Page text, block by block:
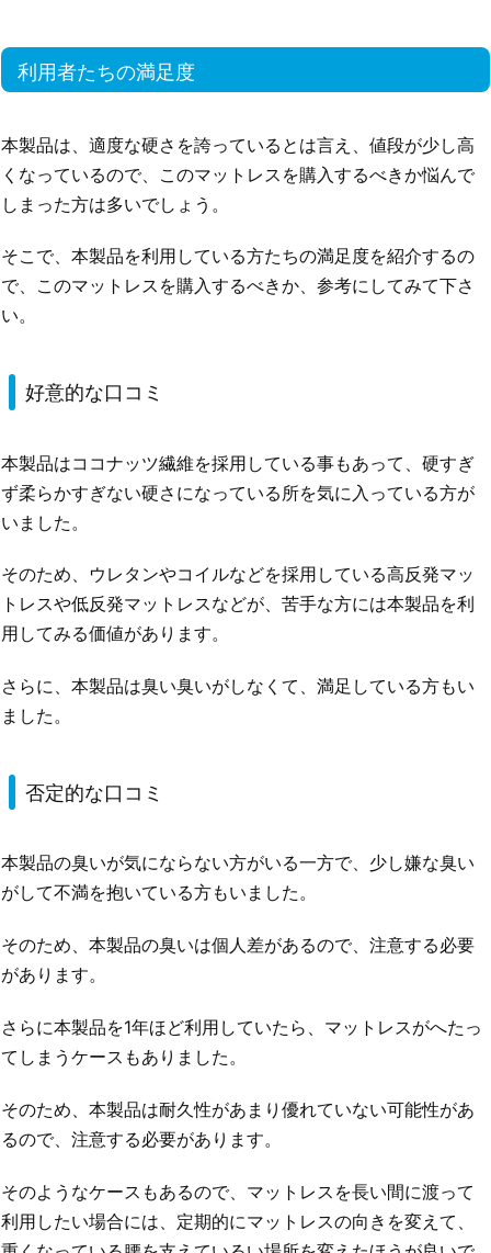
利用者たちの満足度
本製品は、適度な硬さを誇っているとは言え、値段が少し高
くなっているので、このマットレスを購入するべきか悩んで
しまった方は多いでしょう。
そこで、本製品を利用している方たちの満足度を紹介するの
で、このマットレスを購入するべきか、参考にしてみて下さ
い。
好意的な口コミ
本製品はココナッツ繊維を採用している事もあって、硬すぎ
ず柔らかすぎない硬さになっている所を気に入っている方が
いました。
そのため、ウレタンやコイルなどを採用している高反発マッ
トレスや低反発マットレスなどが、苦手な方には本製品を利
用してみる価値があります。
さらに、本製品は臭い臭いがしなくて、満足している方もい
ました。
否定的な口コミ
本製品の臭いが気にならない方がいる一方で、少し嫌な臭い
がして不満を抱いている方もいました。
そのため、本製品の臭いは個人差があるので、注意する必要
があります。
さらに本製品を1年ほど利用していたら、マットレスがへたっ
てしまうケースもありました。
そのため、本製品は耐久性があまり優れていない可能性があ
るので、注意する必要があります。
そのようなケースもあるので、マットレスを長い間に渡って
利用したい場合には、定期的にマットレスの向きを変えて、